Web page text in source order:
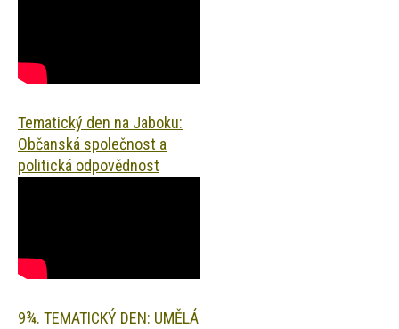
Tematický den na Jaboku:
Občanská společnost a
politická odpovědnost
9¾. TEMATICKÝ DEN: UMĚLÁ